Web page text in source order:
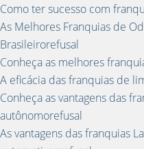
Como ter sucesso com
As Melhores Franquias de
Brasileirorefusal
Conheça as melhores
A eficácia das franquias de
Conheça as vantagens das
autônomorefusal
As vantagens das franquias